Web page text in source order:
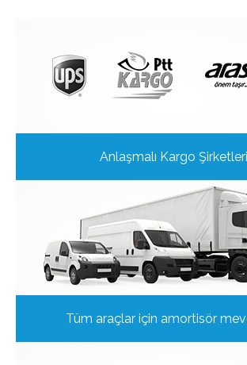
Anlaşmalı Kargo Şirketleri
Tüm araçlar için amortisör